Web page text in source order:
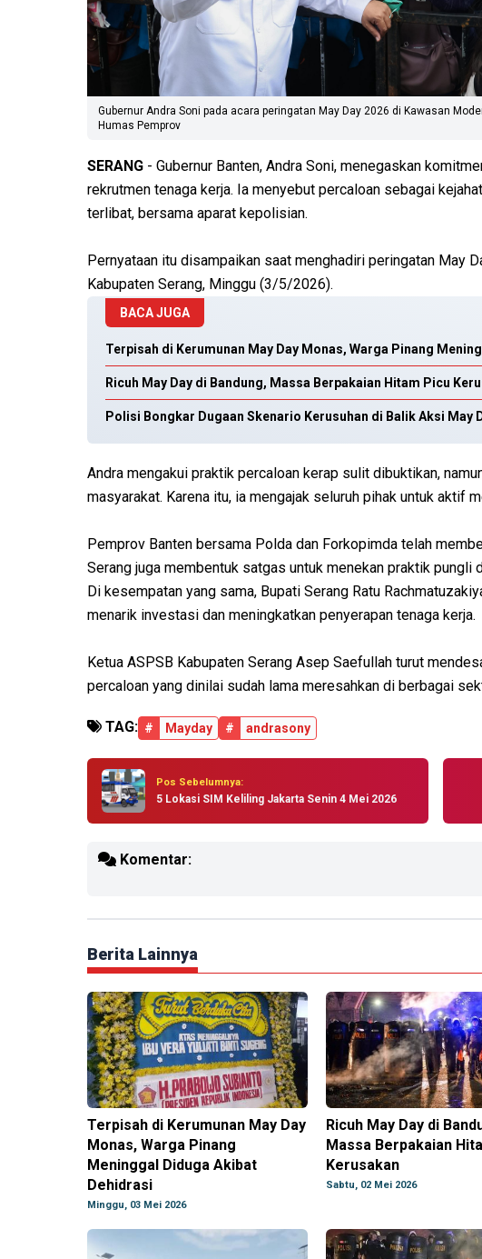
Gubernur Andra Soni pada acara peringatan May Day 2026 di Kawasan
Humas Pemprov
SERANG - Gubernur Banten, Andra Soni, menegaskan
rekrutmen tenaga kerja. Ia menyebut percaloan sebagai
terlibat, bersama aparat kepolisian.
Pernyataan itu disampaikan saat menghadiri peringatan May
Kabupaten Serang, Minggu (3/5/2026).
BACA JUGA
Terpisah di Kerumunan May Day Monas, Warga Pinang
Ricuh May Day di Bandung, Massa Berpakaian Hitam Picu
Polisi Bongkar Dugaan Skenario Kerusuhan di Balik Aksi May
Andra mengakui praktik percaloan kerap sulit dibuktikan,
masyarakat. Karena itu, ia mengajak seluruh pihak untuk aktif
Pemprov Banten bersama Polda dan Forkopimda telah
Serang juga membentuk satgas untuk menekan praktik pungli
Di kesempatan yang sama, Bupati Serang Ratu
menarik investasi dan meningkatkan penyerapan tenaga kerja.
Ketua ASPSB Kabupaten Serang Asep Saefullah turut
percaloan yang dinilai sudah lama meresahkan di berbagai
TAG: # Mayday # andrasony
Pos Sebelumnya:
5 Lokasi SIM Keliling Jakarta Senin 4 Mei 2026
Komentar:
Berita Lainnya
Terpisah di Kerumunan May Day
Monas, Warga Pinang
Meninggal Diduga Akibat
Dehidrasi
Minggu, 03 Mei 2026
Ricuh May Day di
Massa Berpakaian
Kerusakan
Sabtu, 02 Mei 2026